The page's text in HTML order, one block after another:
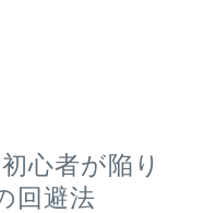
心者が陥り
回避法